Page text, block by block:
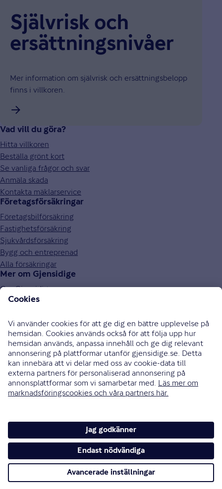
Självrisk och
ersättnings­nivåer
Mer information om självrisk och ersättningsbelopp
finns i villkoren.
Vad vill du göra?
Hitta villkoren
Beställa grönt kort
Se vanliga frågor och svar
Anmäla skada
Kontakta mäklarservice
Företagsförsäkringar
Företagsbilförsäkring
Fastighetsförsäkring
Sjukvårdsförsäkring
Bygg och entreprenad
Alla försäkringar
Mer om Gjensidige
Om Gjensidige
Jobba hos oss
Press och media
Investor relations
Samarbetspartners
0771-326 326
Bli uppringd
Skriv till oss
Instagram
Cookies och säkerhet
Hantering av personuppgifter
Tillgänglighetsredogörelse